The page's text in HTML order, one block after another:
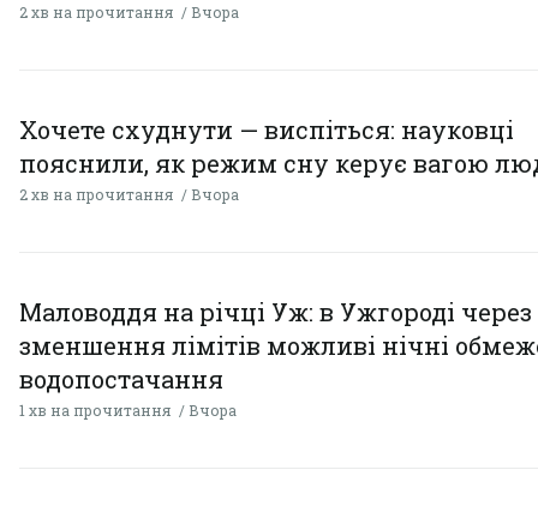
2 хв на прочитання Вчора
Хочете схуднути — виспіться: науковці
пояснили, як режим сну керує вагою
2 хв на прочитання Вчора
Маловоддя на річці Уж: в Ужгороді через
зменшення лімітів можливі нічні
водопостачання
1 хв на прочитання Вчора